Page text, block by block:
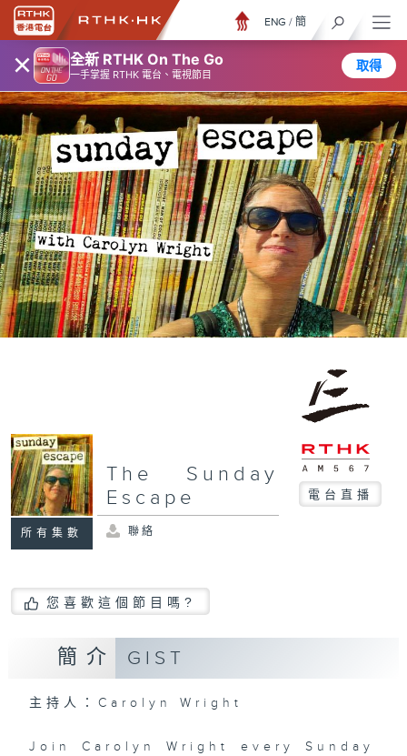
× 全新 RTHK On The Go
一手掌握 RTHK 電台、電視節目
取得
ENG / 簡
所有集數
The Sunday
Escape
電台直播
聯絡
您喜歡這個節目嗎?
簡介 GIST
主持人：Carolyn Wright
Join Carolyn Wright every Sunday